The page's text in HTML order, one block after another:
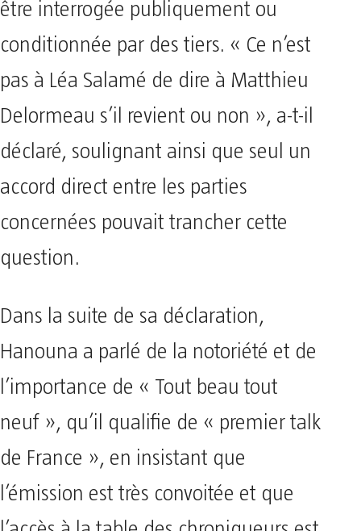
être interrogée publiquement ou
conditionnée par des tiers. « Ce n’est
pas à Léa Salamé de dire à Matthieu
Delormeau s’il revient ou non », a-t-il
déclaré, soulignant ainsi que seul un
accord direct entre les parties
concernées pouvait trancher cette
question.
Dans la suite de sa déclaration,
Hanouna a parlé de la notoriété et de
l’importance de « Tout beau tout
neuf », qu’il qualifie de « premier talk
de France », en insistant que
l’émission est très convoitée et que